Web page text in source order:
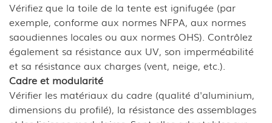
Vérifiez que la toile de la tente est ignifugée (par
exemple, conforme aux normes NFPA, aux normes
saoudiennes locales ou aux normes OHS). Contrôlez
également sa résistance aux UV, son imperméabilité
et sa résistance aux charges (vent, neige, etc.).
Cadre et modularité
Vérifier les matériaux du cadre (qualité d'aluminium,
dimensions du profilé), la résistance des assemblages